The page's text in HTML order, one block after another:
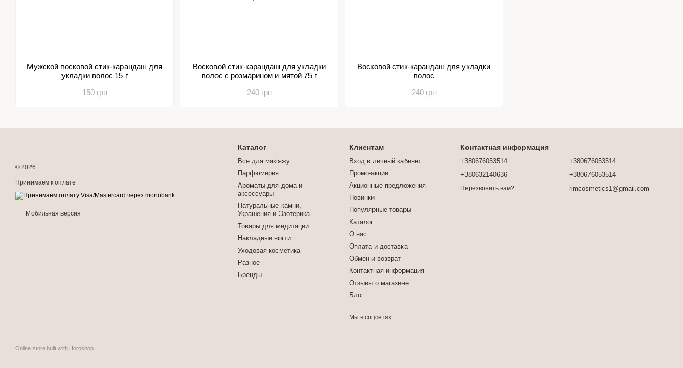
Мужской восковой стик-карандаш для
укладки волос 15 г
150 грн
Восковой стик-карандаш для укладки
волос с розмарином и мятой 75 г
240 грн
Восковой стик-карандаш для укладки
волос
240 грн
© 2026
Принимаем к оплате
Мобильная версия
Online store built with Horoshop
Каталог
Все для макіяжу
Парфюмерия
Ароматы для дома и
аксессуары
Натуральные камни,
Украшения и Эзотерика
Товары для медитации
Накладные ногти
Уходовая косметика
Разное
Бренды
Клиентам
Вход в личный кабинет
Промо-акции
Акционные предложения
Новинки
Популярные товары
Каталог
О нас
Оплата и доставка
Обмен и возврат
Контактная информация
Отзывы о магазине
Блог
Мы в соцсетях
Контактная информация
+380676053514
+380632140636
Перезвонить вам?
+380676053514
+380676053514
rimcosmetics1@gmail.com